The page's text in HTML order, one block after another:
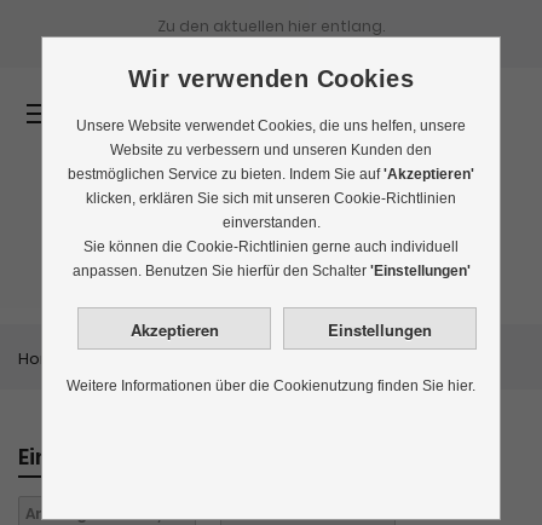
Zu den aktuellen hier entlang.
Bestseller
Home
Einkaufen nach
Anbaugebiet:
Wir verwenden Cookies
Unsere Website verwendet Cookies, die uns helfen, unsere
Website zu verbessern und unseren Kunden den
bestmöglichen Service zu bieten. Indem Sie auf'Akzeptieren'
klicken, erklären Sie sich mit unseren Cookie-Richtlinien
einverstanden.
Sie können die Cookie-Richtlinien gerne auch individuell
anpassen. Benutzen Sie hierfür den Schalter 'Einstellungen'
Weitere Informationen über die Cookienutzung finden Sie hier.